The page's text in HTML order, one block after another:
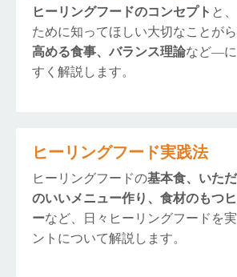
ヒーリングフードのコンセプト と
ために知ってほしい大切なことが
高める食事、バランス理論など―に
すく解説します。
ヒーリングフード実践法
ヒーリングフードの基本食、いた
のいいメニュー作り、食材のもつ
ーなど、日々ヒーリングフードを
ントについて解説します。